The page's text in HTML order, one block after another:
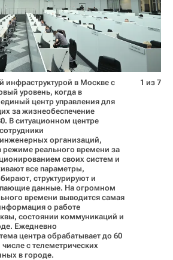
инфраструктурой в Москве с
уровень, когда в
центр управления для
за жизнеобеспечение
В ситуационном центре
организаций,
реального времени за
своих систем и
все параметры,
структурируют и
данные. На огромном
времени выводится самая
о работе
состоянии коммуникаций и
Ежедневно
центра обрабатывает до 60
с телеметрических
в городе.
1 из 7